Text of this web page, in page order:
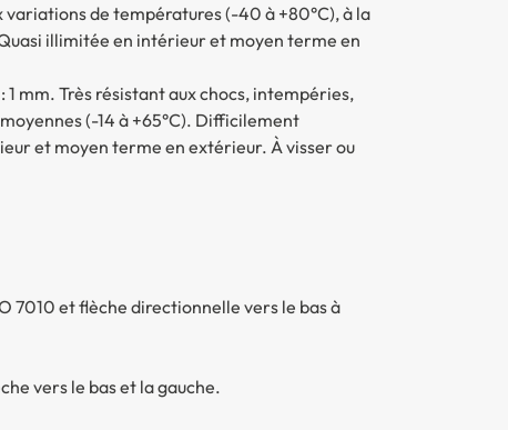
de températures (-40 à +80°C), à la
illimitée en intérieur et moyen terme en
1 mm. Très résistant aux chocs, intempéries,
(-14 à +65°C). Difficilement
et moyen terme en extérieur. À visser ou
7010 et flèche directionnelle vers le bas à
vers le bas et la gauche.